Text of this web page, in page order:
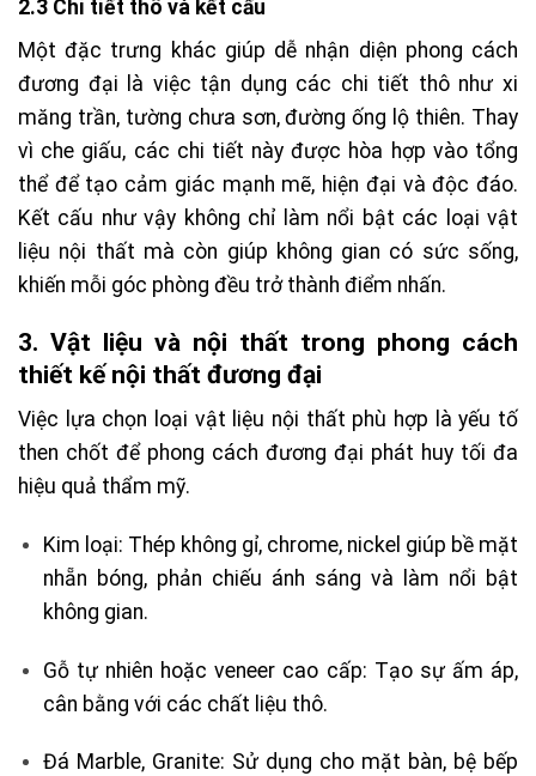
2.3 Chi tiết thô và kết cấu
Một đặc trưng khác giúp dễ nhận diện phong cách
đương đại là việc tận dụng các chi tiết thô như xi
măng trần, tường chưa sơn, đường ống lộ thiên. Thay
vì che giấu, các chi tiết này được hòa hợp vào tổng
thể để tạo cảm giác mạnh mẽ, hiện đại và độc đáo.
Kết cấu như vậy không chỉ làm nổi bật các loại vật
liệu nội thất mà còn giúp không gian có sức sống,
khiến mỗi góc phòng đều trở thành điểm nhấn.
3. Vật liệu và nội thất trong phong cách
thiết kế nội thất đương đại
Việc lựa chọn loại vật liệu nội thất phù hợp là yếu tố
then chốt để phong cách đương đại phát huy tối đa
hiệu quả thẩm mỹ.
Kim loại: Thép không gỉ, chrome, nickel giúp bề mặt
nhẵn bóng, phản chiếu ánh sáng và làm nổi bật
không gian.
Gỗ tự nhiên hoặc veneer cao cấp: Tạo sự ấm áp,
cân bằng với các chất liệu thô.
Đá Marble, Granite: Sử dụng cho mặt bàn, bệ bếp